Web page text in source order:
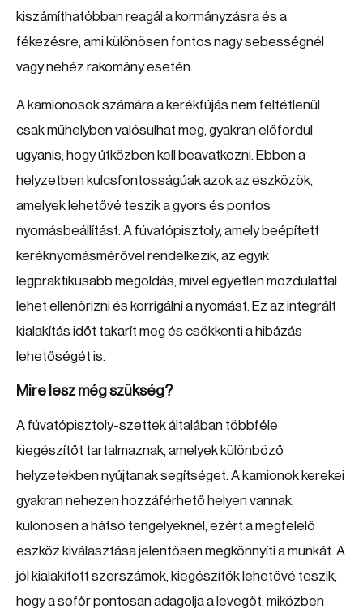
kiszámíthatóbban reagál a kormányzásra és a
fékezésre, ami különösen fontos nagy sebességnél
vagy nehéz rakomány esetén.
A kamionosok számára a kerékfújás nem feltétlenül
csak műhelyben valósulhat meg, gyakran előfordul
ugyanis, hogy útközben kell beavatkozni. Ebben a
helyzetben kulcsfontosságúak azok az eszközök,
amelyek lehetővé teszik a gyors és pontos
nyomásbeállítást. A fúvatópisztoly, amely beépített
keréknyomásmérővel rendelkezik, az egyik
legpraktikusabb megoldás, mivel egyetlen mozdulattal
lehet ellenőrizni és korrigálni a nyomást. Ez az integrált
kialakítás időt takarít meg és csökkenti a hibázás
lehetőségét is.
Mire lesz még szükség?
A fúvatópisztoly-szettek általában többféle
kiegészítőt tartalmaznak, amelyek különböző
helyzetekben nyújtanak segítséget. A kamionok kerekei
gyakran nehezen hozzáférhető helyen vannak,
különösen a hátsó tengelyeknél, ezért a megfelelő
eszköz kiválasztása jelentősen megkönnyíti a munkát. A
jól kialakított szerszámok, kiegészítők lehetővé teszik,
hogy a sofőr pontosan adagolja a levegőt, miközben